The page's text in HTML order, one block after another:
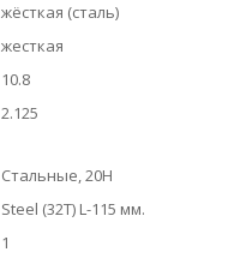
жёсткая (сталь)
жесткая
10.8
2.125
Стальные, 20H
Steel (32T) L-115 мм.
1